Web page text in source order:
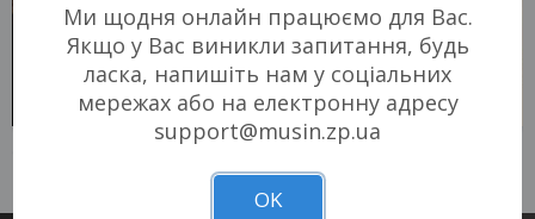
Запорізький державний
Ми щодня онлайн працюємо для Вас.
Якщо у Вас виникли запитання, будь
ласка, напишіть нам у соціальних
мережах або на електронну адресу
support@musin.zp.ua
OK